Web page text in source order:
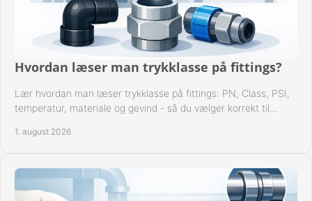
Hvordan læser man trykklasse på fittings?
Lær hvordan man læser trykklasse på fittings: PN, Class, PSI,
temperatur, materiale og gevind - så du vælger korrekt til
1. august 2026